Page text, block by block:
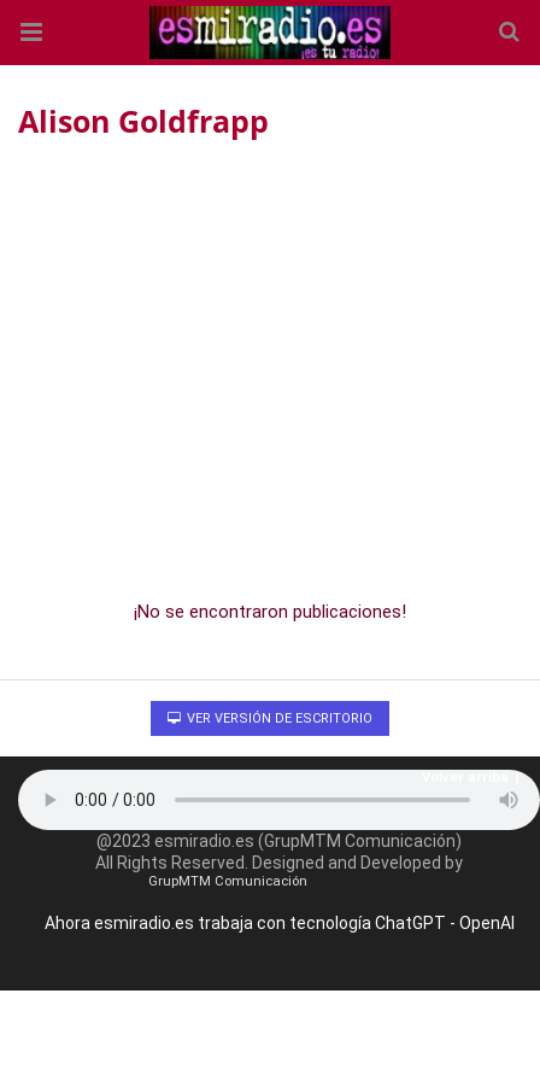
Alison Goldfrapp
¡No se encontraron publicaciones!
VER VERSIÓN DE ESCRITORIO
@2023 esmiradio.es (GrupMTM Comunicación)
All Rights Reserved. Designed and Developed by
GrupMTM Comunicación
Ahora esmiradio.es trabaja con tecnología ChatGPT - OpenAI